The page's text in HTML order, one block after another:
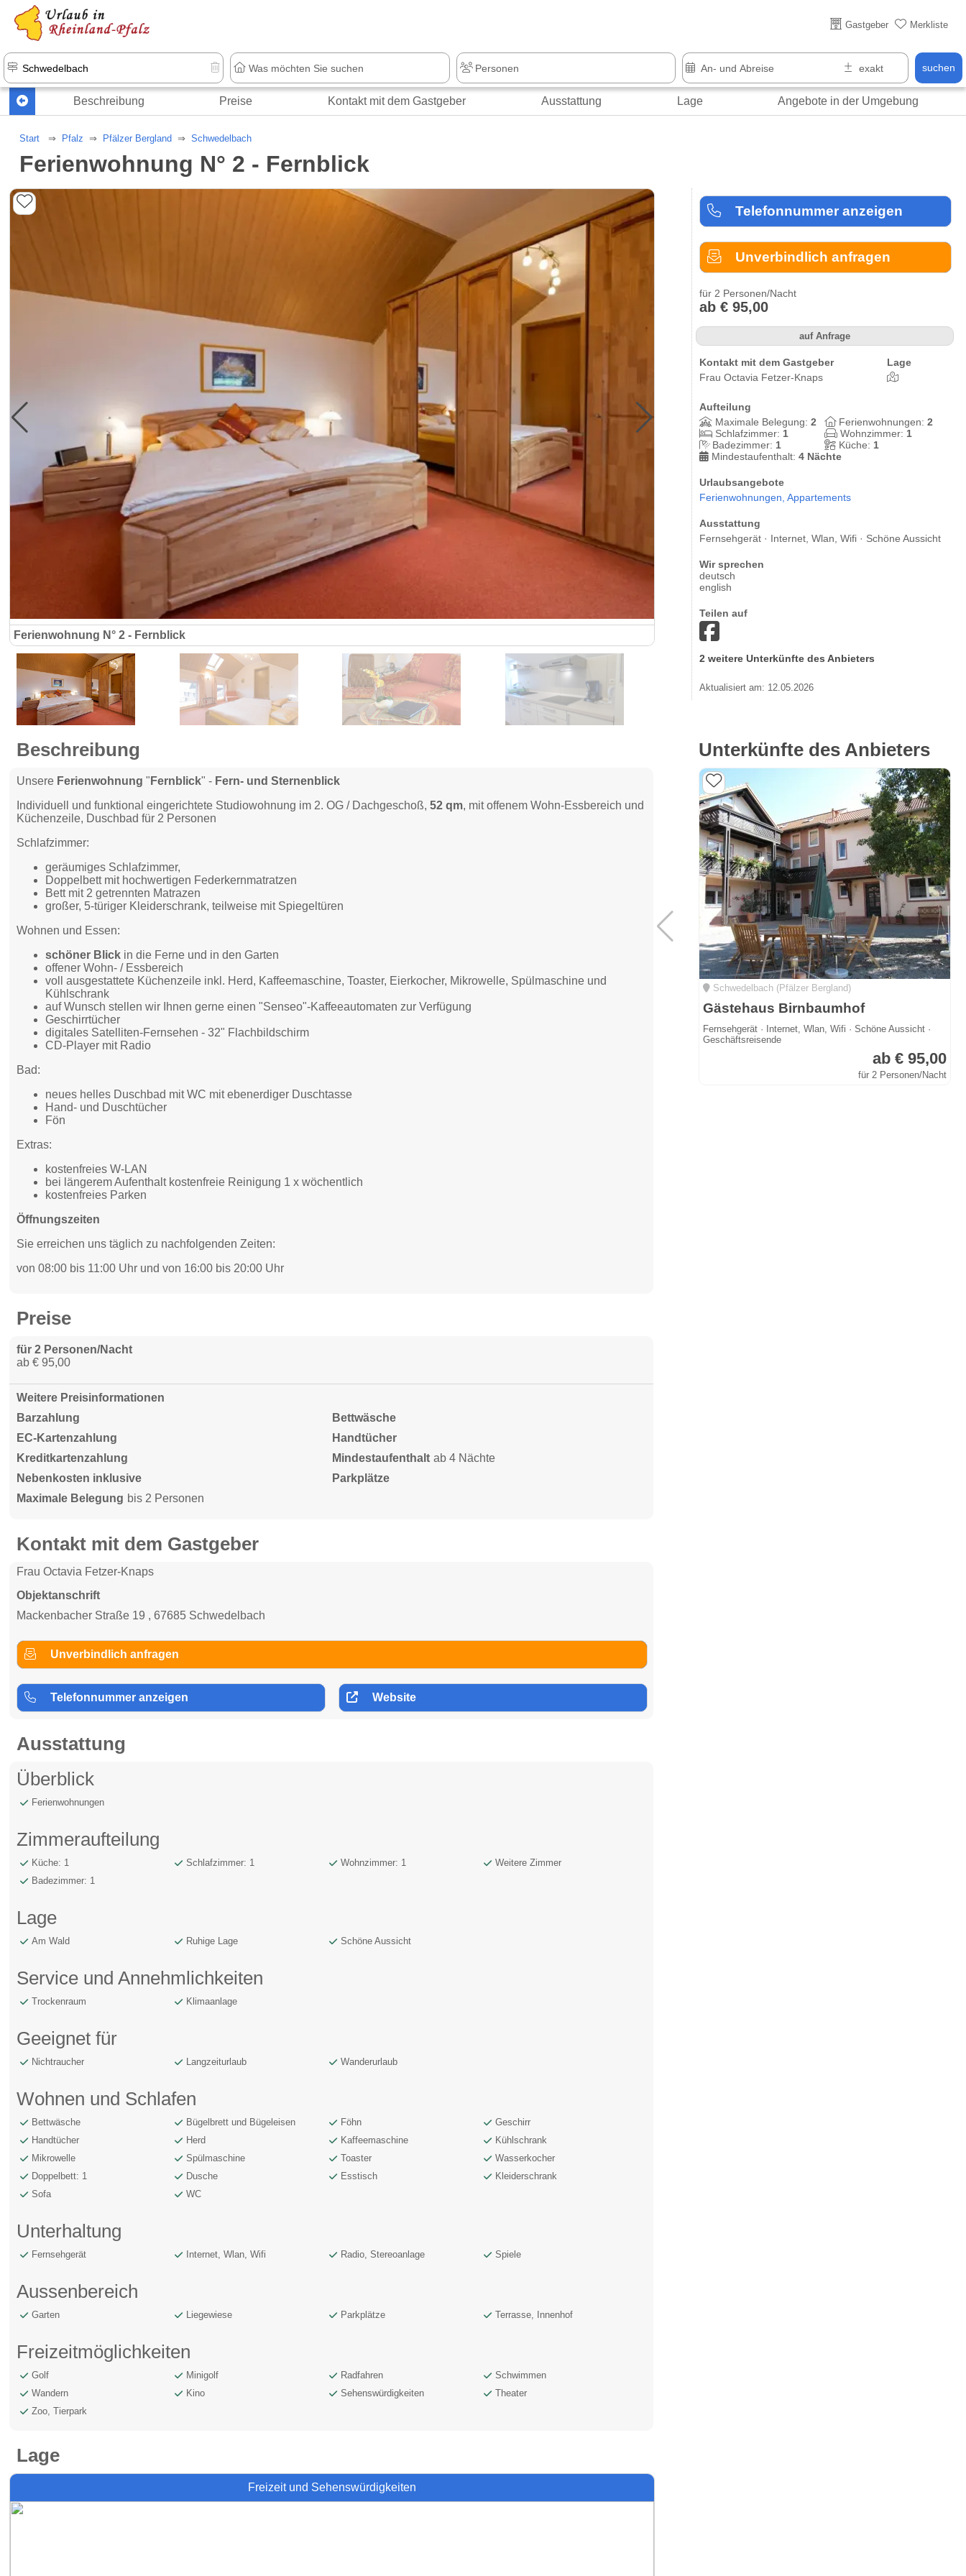
Gastgeber Merkliste
suchen
Über 25 Jahre online
Beschreibung Preise Kontakt mit dem Gastgeber Ausstattung Lage Angebote in der Umgebung
Start Pfalz Pfälzer Bergland Schwedelbach
Ferienwohnung N° 2 - Fernblick
Ferienwohnung N° 2 - Fernblick Ferienwohnung N° 2 - Fernblick
Telefonnummer anzeigen
Unverbindlich anfragen
für 2 Personen/Nacht
ab € 95,00
auf Anfrage
Kontakt mit dem Gastgeber
Frau Octavia Fetzer-Knaps
Lage
Aufteilung
Maximale Belegung: 2 Ferienwohnungen:2
Schlafzimmer: 1 Wohnzimmer: 1
Badezimmer: 1 Küche: 1
Mindestaufenthalt: 4 Nächte
Urlaubsangebote
Ferienwohnungen, Appartements
Ausstattung
Fernsehgerät · Internet, Wlan, Wifi · Schöne Aussicht
Wir sprechen
deutsch
english
Teilen auf
2 weitere Unterkünfte des Anbieters
Aktualisiert am: 12.05.2026
Beschreibung
Unsere Ferienwohnung " Fernblick" - Fern- und Sternenblick
Individuell und funktional eingerichtete Studiowohnung im 2. OG / Dachgeschoß,52 qm, mit offenem Wohn-Essbereich und
Küchenzeile, Duschbad für 2 Personen
Schlafzimmer:
geräumiges Schlafzimmer,
Doppelbett mit hochwertigen Federkernmatratzen
Bett mit 2 getrennten Matrazen
großer, 5-türiger Kleiderschrank, teilweise mit Spiegeltüren
Wohnen und Essen:
schöner Blick in die Ferne und in den Garten
offener Wohn- / Essbereich
voll ausgestattete Küchenzeile inkl. Herd, Kaffeemaschine, Toaster, Eierkocher, Mikrowelle, Spülmaschine und
Kühlschrank
auf Wunsch stellen wir Ihnen gerne einen "Senseo"-Kaffeeautomaten zur Verfügung
Geschirrtücher
digitales Satelliten-Fernsehen - 32" Flachbildschirm
CD-Player mit Radio
Bad:
neues helles Duschbad mit WC mit ebenerdiger Duschtasse
Hand- und Duschtücher
Fön
Extras:
kostenfreies W-LAN
bei längerem Aufenthalt kostenfreie Reinigung 1 x wöchentlich
kostenfreies Parken
Öffnungszeiten
Sie erreichen uns täglich zu nachfolgenden Zeiten:
von 08:00 bis 11:00 Uhr und von 16:00 bis 20:00 Uhr
Preise
für 2 Personen/Nacht
ab € 95,00
Weitere Preisinformationen
Barzahlung
Bettwäsche
EC-Kartenzahlung
Handtücher
Kreditkartenzahlung
Mindestaufenthalt ab 4 Nächte
Nebenkosten inklusive
Parkplätze
Maximale Belegung bis 2 Personen
Kontakt mit dem Gastgeber
Frau Octavia Fetzer-Knaps
Objektanschrift
Mackenbacher Straße 19 , 67685 Schwedelbach
Unverbindlich anfragen
Telefonnummer anzeigen Website
Ausstattung
Überblick
Ferienwohnungen
Zimmeraufteilung
Küche: 1 Schlafzimmer: 1 Wohnzimmer: 1
Weitere Zimmer
Badezimmer: 1
Lage
Am Wald Ruhige Lage Schöne Aussicht
Service und Annehmlichkeiten
Trockenraum Klimaanlage
Geeignet für
Nichtraucher Langzeiturlaub Wanderurlaub
Wohnen und Schlafen
Bettwäsche Bügelbrett und Bügeleisen Föhn
Geschirr
Handtücher
Herd Kaffeemaschine
Kühlschrank
Mikrowelle
Spülmaschine Toaster
Wasserkocher
Doppelbett: 1
Dusche Esstisch
Kleiderschrank
Sofa
WC
Unterhaltung
Fernsehgerät Internet, Wlan, Wifi Radio, Stereoanlage Spiele
Aussenbereich
Garten Liegewiese Parkplätze Terrasse, Innenhof
Freizeitmöglichkeiten
Golf Minigolf Radfahren
Schwimmen
Wandern
Kino Sehenswürdigkeiten
Theater
Zoo, Tierpark
Lage
Freizeit und Sehenswürdigkeiten
Unterkünfte des Anbieters
Schwedelbach (Pfälzer Bergland)
Gästehaus Birnbaumhof
Fernsehgerät · Internet, Wlan, Wifi · Schöne Aussicht ·
Geschäftsreisende
ab € 95,00
für 2 Personen/Nacht